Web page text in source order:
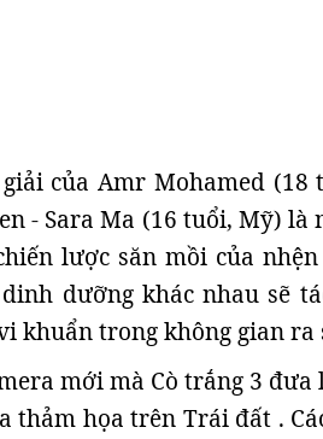
của Amr Mohamed (18
- Sara Ma (16 tuổi, Mỹ) là
lược săn mồi của
dưỡng khác nhau sẽ
khuẩn trong không gian ra
mới mà Cò trắng 3 đưa
thảm họa trên Trái đất .